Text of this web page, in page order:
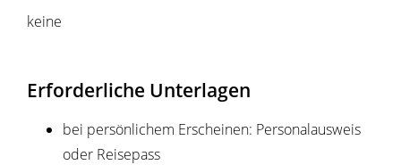
keine
Erforderliche Unterlagen
bei persönlichem Erscheinen: Personalausweis
oder Reisepass